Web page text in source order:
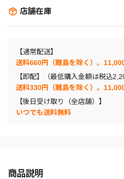
店舗在庫
【通常配送】
送料660円（離島を除く）。
【即配】（最低購入金額は税込
送料330円（離島を除く）。
【後日受け取り（全店舗）】
いつでも送料無料
商品説明